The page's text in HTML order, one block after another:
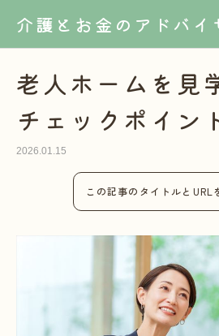
介護とお金のアドバイ
老人ホームを見
チェックポイン
2026.01.15
この記事のタイトルとURL